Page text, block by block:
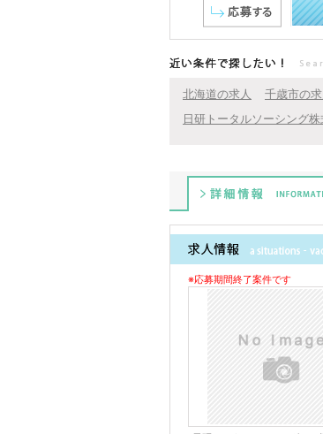
北海道の求人 千歳市の求
日研トータルソーシング株
※応募期間終了案件です